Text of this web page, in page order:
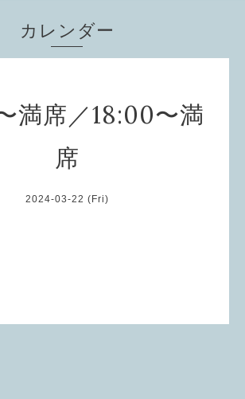
カレンダー
満席／18:00〜満
席
2024-03-22 (Fri)